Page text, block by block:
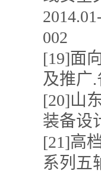
002
[19]面
及推广.
[20]山
装备设
[21]高
系列五